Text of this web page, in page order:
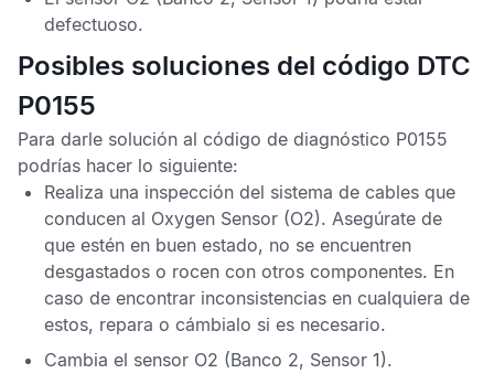
defectuoso.
Posibles soluciones del código DTC
P0155
Para darle solución al código de diagnóstico P0155
podrías hacer lo siguiente:
Realiza una inspección del sistema de cables que
conducen al Oxygen Sensor (O2). Asegúrate de
que estén en buen estado, no se encuentren
desgastados o rocen con otros componentes. En
caso de encontrar inconsistencias en cualquiera de
estos, repara o cámbialo si es necesario.
Cambia el sensor O2 (Banco 2, Sensor 1).